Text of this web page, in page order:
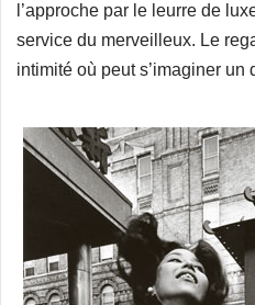
l’approche par le leurre de
service du merveilleux. Le
intimité où peut s’imaginer un